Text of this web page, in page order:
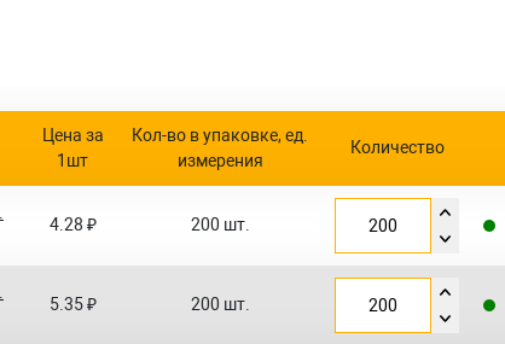
Цена за
1шт
Кол-во в упаковке, ед.
измерения
Количество
4.28 ₽ 200 шт.
5.35 ₽ 200 шт.